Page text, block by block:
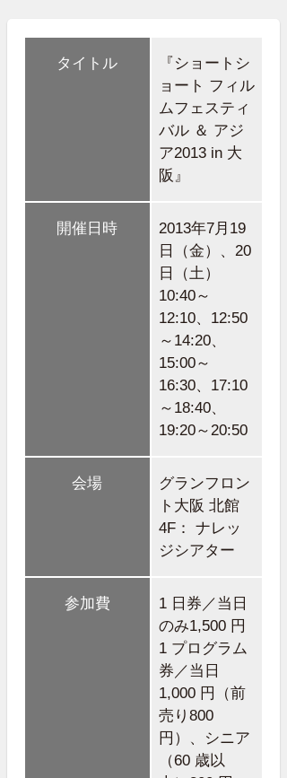
タイトル
『ショートシ
ョート フィル
ムフェスティ
バル ＆ アジ
ア2013 in 大
阪』
開催日時
2013年7月19
日（金）、20
日（土）
10:40～
12:10、12:50
～14:20、
15:00～
16:30、17:10
～18:40、
19:20～20:50
会場
グランフロン
ト大阪 北館
4F： ナレッ
ジシアター
参加費
1 日券／当日
のみ1,500 円
1 プログラム
券／当日
1,000 円（前
売り800
円）、シニア
（60 歳以